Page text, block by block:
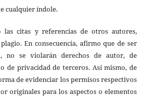
cualquier índole.
las citas y referencias de otros autores,
En consecuencia, afirmo que de ser
no se violarán derechos de autor, de
de privacidad de terceros. Así mismo, de
de evidenciar los permisos respectivos
originales para los aspectos o elementos